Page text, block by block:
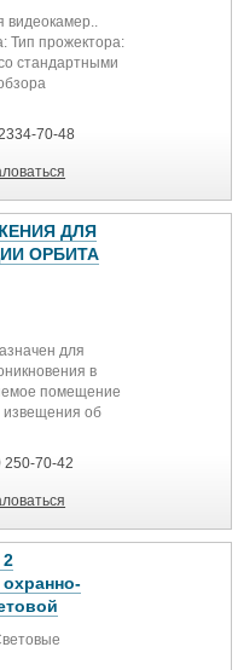
25 к/с
H.264 /
мм
0°C...+50°C
видеокамер..
Тип прожектора:
стандартными
30 м Угол
волны: 870
Количество ИК-
70-48
ДЛЯ
ОРБИТА
для
в
помещение
об
на
для
луча не было
и т.д.). В поле
не должно
250-70-42
2